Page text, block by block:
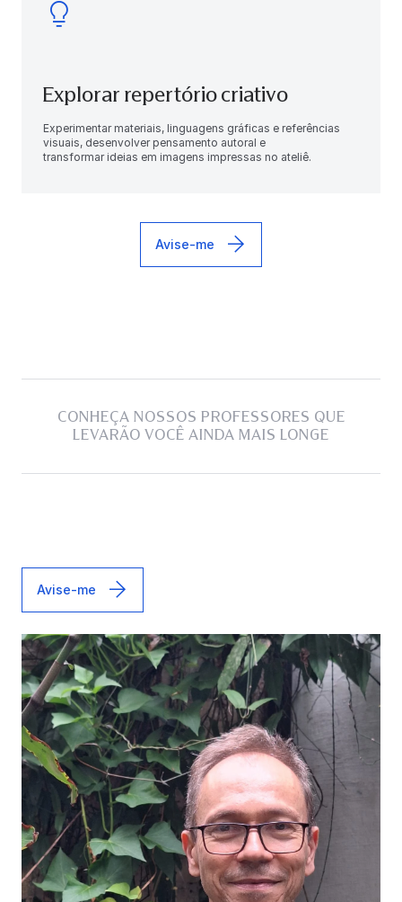
Explorar repertório criativo
Experimentar materiais, linguagens gráficas e referências
visuais, desenvolver pensamento autoral e
transformar ideias em imagens impressas no ateliê.
Avise-me
CONHEÇA NOSSOS PROFESSORES QUE
LEVARÃO VOCÊ AINDA MAIS LONGE
Avise-me